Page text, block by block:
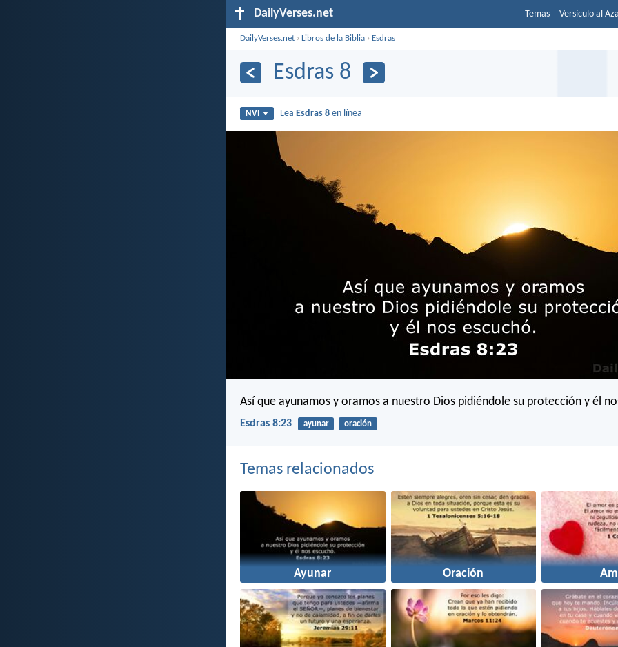
DailyVerses.net Temas Versículo al
DailyVerses.net ›Libros de la Biblia › Esdras
Esdras 8
NVI Lea Esdras 8 en línea
Así que ayunamos y oramos a nuestro Dios pidiéndole su protección y él
Esdras 8:23 ayunar oración
Temas relacionados
Ayunar Oración